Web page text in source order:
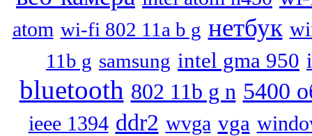
atom wi-fi 802 11a b g нетбук
11b g samsung intel gma 950
bluetooth 802 11b g n 5400
ieee 1394 ddr2 wvga vga